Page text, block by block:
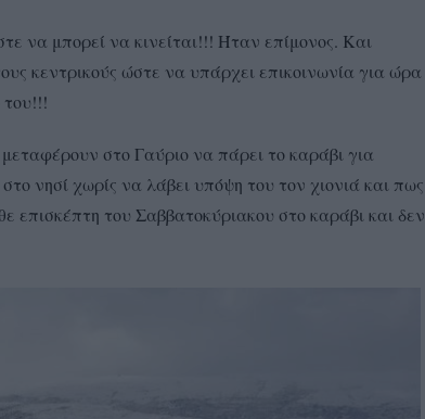
να μπορεί να κινείται!!! Ήταν επίμονος. Και
κεντρικούς ώστε να υπάρχει επικοινωνία για ώρα
του!!!
στο Γαύριο να πάρει το καράβι για
νησί χωρίς να λάβει υπόψη του τον χιονιά και πως
επισκέπτη του Σαββατοκύριακου στο καράβι και δεν